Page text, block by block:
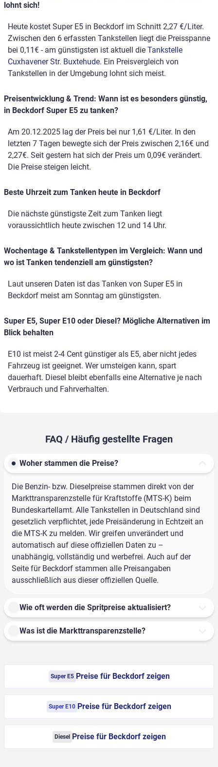
lohnt sich!
Heute kostet Super E5 in Beckdorf im Schnitt 2,27 €/Liter.
Zwischen den 6 erfassten Tankstellen liegt die Preisspanne
bei 0,11€ - am günstigsten ist aktuell die Tankstelle
Cuxhavener Str. Buxtehude. Ein Preisvergleich von
Tankstellen in der Umgebung lohnt sich meist.
Preisentwicklung & Trend: Wann ist es besonders günstig,
in Beckdorf Super E5 zu tanken?
Am 20.12.2025 lag der Preis bei nur 1,61 €/Liter. In den
letzten 7 Tagen bewegte sich der Preis zwischen 2,16€ und
2,27€. Seit gestern hat sich der Preis um 0,09€ verändert.
Die Preise steigen leicht.
Beste Uhrzeit zum Tanken heute in Beckdorf
Die nächste günstigste Zeit zum Tanken liegt
voraussichtlich heute zwischen 12 und 14 Uhr.
Wochentage & Tankstellentypen im Vergleich: Wann und
wo ist Tanken tendenziell am günstigsten?
Laut unseren Daten ist das Tanken von Super E5 in
Beckdorf meist am Sonntag am günstigsten.
Super E5, Super E10 oder Diesel? Mögliche Alternativen im
Blick behalten
E10 ist meist 2-4 Cent günstiger als E5, aber nicht jedes
Fahrzeug ist geeignet. Wer umsteigen kann, spart
dauerhaft. Diesel bleibt ebenfalls eine Alternative je nach
Verbrauch und Fahrverhalten.
FAQ / Häufig gestellte Fragen
Woher stammen die Preise?
Die Benzin- bzw. Dieselpreise stammen direkt von der
Markttransparenzstelle für Kraftstoffe (MTS-K) beim
Bundeskartellamt. Alle Tankstellen in Deutschland sind
gesetzlich verpflichtet, jede Preisänderung in Echtzeit an
die MTS-K zu melden. Wir greifen unverändert und
automatisch auf diese offiziellen Daten zu –
unabhängig, vollständig und werbefrei. Auch auf der
Seite für Beckdorf stammen alle Preisangaben
ausschließlich aus dieser offiziellen Quelle.
Wie oft werden die Spritpreise aktualisiert?
Was ist die Markttransparenzstelle?
Super E5 Preise für Beckdorf zeigen
Super E10 Preise für Beckdorf zeigen
Diesel Preise für Beckdorf zeigen